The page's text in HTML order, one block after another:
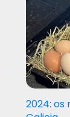
2024: os